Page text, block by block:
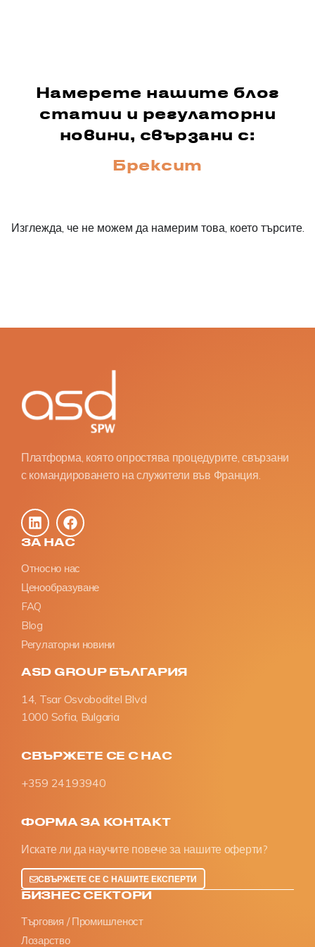
Намерете нашите блог
статии и регулаторни
новини, свързани с:
Брексит
Изглежда, че не можем да намерим това, което търсите.
Платформа, която опростява процедурите, свързани
с командироването на служители във Франция.
ЗА НАС
Относно нас
Ценообразуване
FAQ
Blog
Регулаторни новини
ASD GROUP БЪЛГАРИЯ
14, Tsar Osvoboditel Blvd
1000 Sofia, Bulgaria
СВЪРЖЕТЕ СЕ С НАС
+359 24193940
ФОРМА ЗА КОНТАКТ
Искате ли да научите повече за нашите оферти?
СВЪРЖЕТЕ СЕ С НАШИТЕ ЕКСПЕРТИ
БИЗНЕС СЕКТОРИ
Търговия / Промишленост
Лозарство